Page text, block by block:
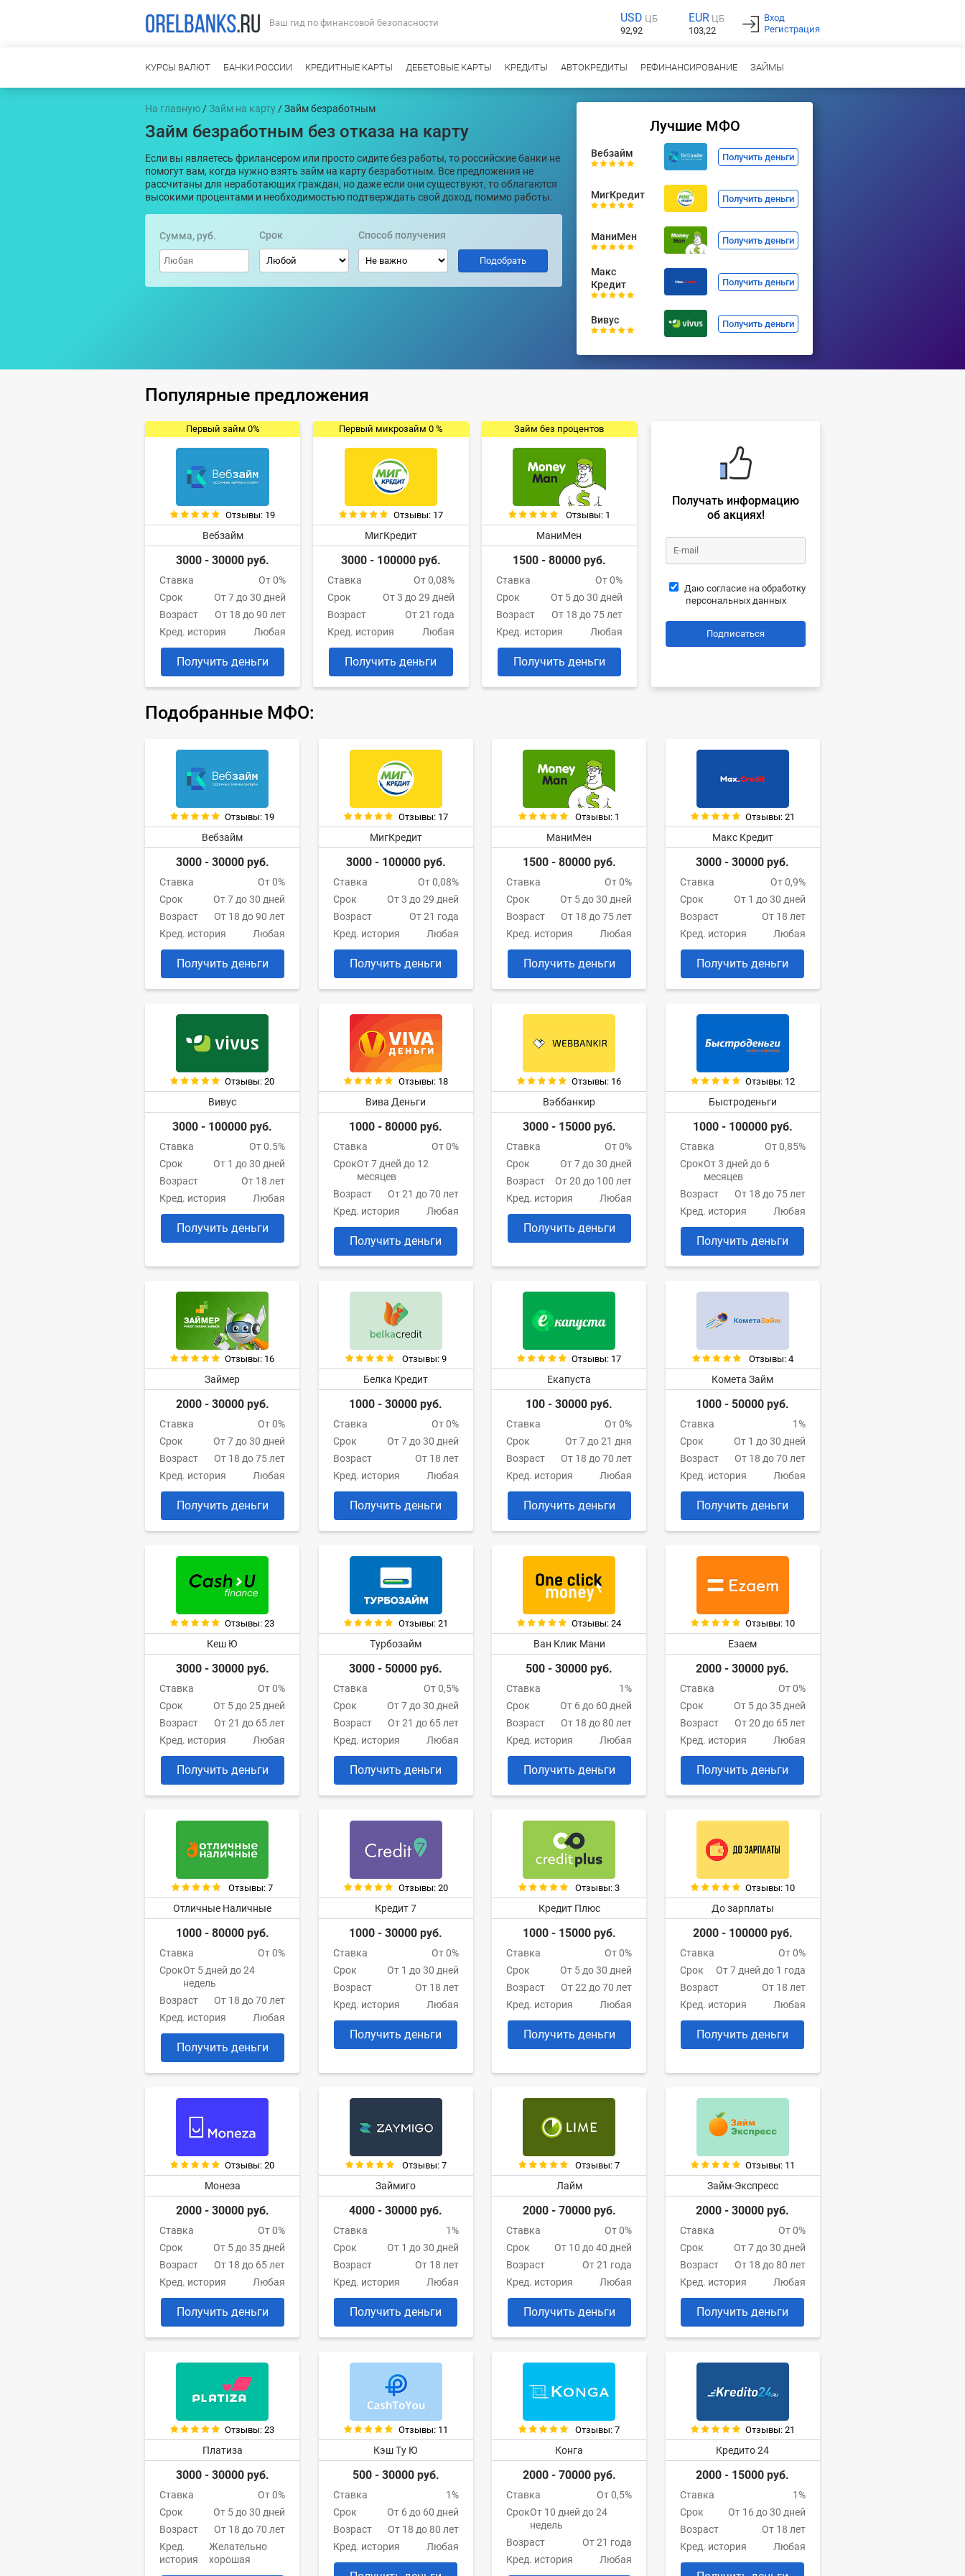
Ваш гид по финансовой безопасности USD ЦБ
92,92
EUR ЦБ
103,22
Вход
Регистрация
КУРСЫ ВАЛЮТ БАНКИ РОССИИ КРЕДИТНЫЕ КАРТЫ ДЕБЕТОВЫЕ КАРТЫ КРЕДИТЫ АВТОКРЕДИТЫ РЕФИНАНСИРОВАНИЕ ЗАЙМЫ
На главную /Займ на карту / Займ безработным
Займ безработным без отказа на карту
Если вы являетесь фрилансером или просто сидите без работы, то российские банки не
помогут вам, когда нужно взять займ на карту безработным. Все предложения не
рассчитаны для неработающих граждан, но даже если они существуют, то облагаются
высокими процентами и необходимостью подтверждать свой доход, помимо работы.
Сумма, руб. Срок Способ получения
Лучшие МФО
Вебзайм Получить деньги
МигКредит Получить деньги
МаниМен Получить деньги
Макс
Кредит
Получить деньги
Вивус Получить деньги
Популярные предложения
Первый займ 0%
Отзывы: 19
Вебзайм
3000 - 30000 руб.
Ставка
От 0%
Срок
От 7 до 30 дней
Возраст
От 18 до 90 лет
Кред. история
Любая
Получить деньги
Первый микрозайм 0 %
Отзывы: 17
МигКредит
3000 - 100000 руб.
Ставка
От 0,08%
Срок
От 3 до 29 дней
Возраст
От 21 года
Кред. история
Любая
Получить деньги
Займ без процентов
Отзывы: 1
МаниМен
1500 - 80000 руб.
Ставка
От 0%
Срок
От 5 до 30 дней
Возраст
От 18 до 75 лет
Кред. история
Любая
Получить деньги
Получать информацию
об акциях!
Даю согласие на обработку
персональных данных
Подписаться
Подобранные МФО:
Отзывы: 19
Вебзайм
3000 - 30000 руб.
Ставка
От 0%
Срок
От 7 до 30 дней
Возраст
От 18 до 90 лет
Кред. история
Любая
Получить деньги
Отзывы: 17
МигКредит
3000 - 100000 руб.
Ставка
От 0,08%
Срок
От 3 до 29 дней
Возраст
От 21 года
Кред. история
Любая
Получить деньги
Отзывы: 1
МаниМен
1500 - 80000 руб.
Ставка
От 0%
Срок
От 5 до 30 дней
Возраст
От 18 до 75 лет
Кред. история
Любая
Получить деньги
Отзывы: 21
Макс Кредит
3000 - 30000 руб.
Ставка
От 0,9%
Срок
От 1 до 30 дней
Возраст
От 18 лет
Кред. история
Любая
Получить деньги
Отзывы: 20
Вивус
3000 - 100000 руб.
Ставка
От 0.5%
Срок
От 1 до 30 дней
Возраст
От 18 лет
Кред. история
Любая
Получить деньги
Отзывы: 18
Вива Деньги
1000 - 80000 руб.
Ставка
От 0%
СрокОт 7 дней до 12
месяцев
Возраст
От 21 до 70 лет
Кред. история
Любая
Получить деньги
Отзывы: 16
Вэббанкир
3000 - 15000 руб.
Ставка
От 0%
Срок
От 7 до 30 дней
Возраст
От 20 до 100 лет
Кред. история
Любая
Получить деньги
Отзывы: 12
Быстроденьги
1000 - 100000 руб.
Ставка
От 0,85%
СрокОт 3 дней до 6
месяцев
Возраст
От 18 до 75 лет
Кред. история
Любая
Получить деньги
Отзывы: 16
Займер
2000 - 30000 руб.
Ставка
От 0%
Срок
От 7 до 30 дней
Возраст
От 18 до 75 лет
Кред. история
Любая
Получить деньги
Отзывы: 9
Белка Кредит
1000 - 30000 руб.
Ставка
От 0%
Срок
От 7 до 30 дней
Возраст
От 18 лет
Кред. история
Любая
Получить деньги
Отзывы: 17
Екапуста
100 - 30000 руб.
Ставка
От 0%
Срок
От 7 до 21 дня
Возраст
От 18 до 70 лет
Кред. история
Любая
Получить деньги
Отзывы: 4
Комета Займ
1000 - 50000 руб.
Ставка
1%
Срок
От 1 до 30 дней
Возраст
От 18 до 70 лет
Кред. история
Любая
Получить деньги
Отзывы: 23
Кеш Ю
3000 - 30000 руб.
Ставка
От 0%
Срок
От 5 до 25 дней
Возраст
От 21 до 65 лет
Кред. история
Любая
Получить деньги
Отзывы: 21
Турбозайм
3000 - 50000 руб.
Ставка
От 0,5%
Срок
От 7 до 30 дней
Возраст
От 21 до 65 лет
Кред. история
Любая
Получить деньги
Отзывы: 24
Ван Клик Мани
500 - 30000 руб.
Ставка
1%
Срок
От 6 до 60 дней
Возраст
От 18 до 80 лет
Кред. история
Любая
Получить деньги
Отзывы: 10
Езаем
2000 - 30000 руб.
Ставка
От 0%
Срок
От 5 до 35 дней
Возраст
От 20 до 65 лет
Кред. история
Любая
Получить деньги
Отзывы: 7
Отличные Наличные
1000 - 80000 руб.
Ставка
От 0%
СрокОт 5 дней до 24
недель
Возраст
От 18 до 70 лет
Кред. история
Любая
Получить деньги
Отзывы: 20
Кредит 7
1000 - 30000 руб.
Ставка
От 0%
Срок
От 1 до 30 дней
Возраст
От 18 лет
Кред. история
Любая
Получить деньги
Отзывы: 3
Кредит Плюс
1000 - 15000 руб.
Ставка
От 0%
Срок
От 5 до 30 дней
Возраст
От 22 до 70 лет
Кред. история
Любая
Получить деньги
Отзывы: 10
До зарплаты
2000 - 100000 руб.
Ставка
От 0%
Срок
От 7 дней до 1 года
Возраст
От 18 лет
Кред. история
Любая
Получить деньги
Отзывы: 20
Монеза
2000 - 30000 руб.
Ставка
От 0%
Срок
От 5 до 35 дней
Возраст
От 18 до 65 лет
Кред. история
Любая
Получить деньги
Отзывы: 7
Займиго
4000 - 30000 руб.
Ставка
1%
Срок
От 1 до 30 дней
Возраст
От 18 лет
Кред. история
Любая
Получить деньги
Отзывы: 7
Лайм
2000 - 70000 руб.
Ставка
От 0%
Срок
От 10 до 40 дней
Возраст
От 21 года
Кред. история
Любая
Получить деньги
Отзывы: 11
Займ-Экспресс
2000 - 30000 руб.
Ставка
От 0%
Срок
От 7 до 30 дней
Возраст
От 18 до 80 лет
Кред. история
Любая
Получить деньги
Отзывы: 23
Платиза
3000 - 30000 руб.
Ставка
От 0%
Срок
От 5 до 30 дней
Возраст
От 18 до 70 лет
Кред.
история
Желательно
хорошая
Отзывы: 11
Кэш Ту Ю
500 - 30000 руб.
Ставка
1%
Срок
От 6 до 60 дней
Возраст
От 18 до 80 лет
Кред. история
Любая
Отзывы: 7
Конга
2000 - 70000 руб.
Ставка
От 0,5%
СрокОт 10 дней до 24
недель
Возраст
От 21 года
Кред. история
Любая
Отзывы: 21
Кредито 24
2000 - 15000 руб.
Ставка
1%
Срок
От 16 до 30 дней
Возраст
От 18 лет
Кред. история
Любая